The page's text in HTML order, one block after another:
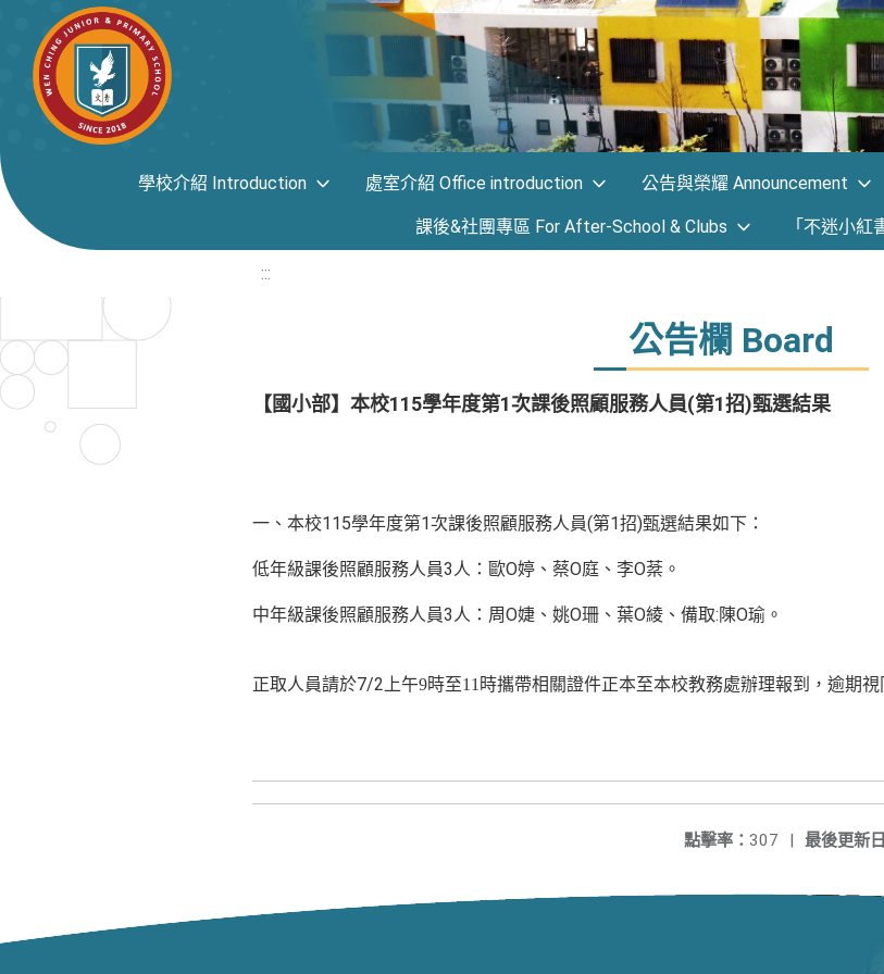
學校介紹 Introduction 處室介紹 Office introduction 公告與榮耀 Announcement
課後&社團專區 For After-School & Clubs 「不迷小
:::
公告欄 Board
【國小部】本校115學年度第1次課後照顧服務人員(第1招)甄選結果
一、本校115學年度第1次課後照顧服務人員(第1招)甄選結果如下：
低年級課後照顧服務人員3人：歐O婷、蔡O庭、李O棻。
中年級課後照顧服務人員3人：周O婕、姚O珊、葉O綾、備取:陳O瑜。
正取人員請於7/2 上午9時至11 時攜帶相關證件正本至本校教務處辦理報到，逾期
最後更新
點擊率： 307 |